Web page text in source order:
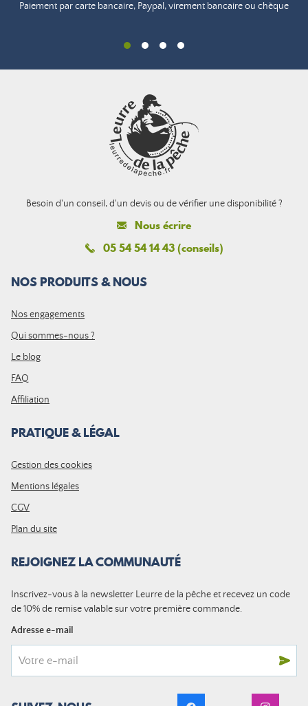
Paiement par carte bancaire, Paypal, virement bancaire ou chèque
Besoin d'un conseil, d'un devis ou de vérifier une disponibilité ?
Nous écrire
05 54 54 14 43 (conseils)
NOS PRODUITS & NOUS
Nos engagements
Qui sommes-nous ?
Le blog
FAQ
Affiliation
PRATIQUE & LÉGAL
Gestion des cookies
Mentions légales
CGV
Plan du site
REJOIGNEZ LA COMMUNAUTÉ
Inscrivez-vous à la newsletter Leurre de la pêche et recevez un code
de 10% de remise valable sur votre première commande.
Adresse e-mail